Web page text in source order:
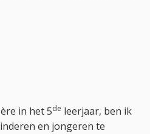
in het 5de leerjaar, ben ik
en jongeren te